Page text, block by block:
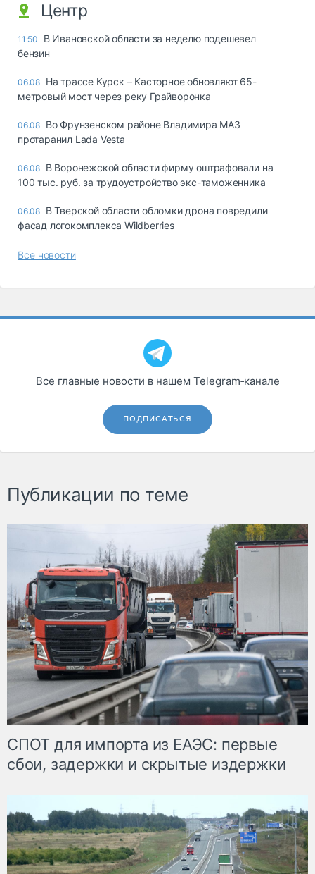
Центр
11:50
В Ивановской области за неделю подешевел
бензин
06.08 На трассе Курск – Касторное обновляют 65-
метровый мост через реку Грайворонка
06.08 Во Фрунзенском районе Владимира МАЗ
протаранил Lada Vesta
06.08 В Воронежской области фирму оштрафовали на
100 тыс. руб. за трудоустройство экс-таможенника
06.08 В Тверской области обломки дрона повредили
фасад логокомплекса Wildberries
Все новости
Все главные новости в нашем Telegram‑канале
ПОДПИСАТЬСЯ
Публикации по теме
СПОТ для импорта из ЕАЭС: первые
сбои, задержки и скрытые издержки